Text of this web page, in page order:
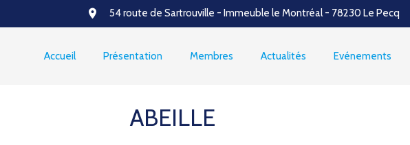
place 54 route de Sartrouville - Immeuble le Montréal - 78230 Le Pecq
Accueil Présentation Membres Actualités Evénements
ABEILLE